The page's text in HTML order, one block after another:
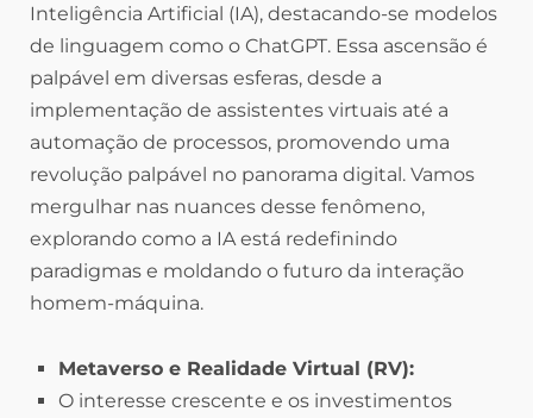
Inteligência Artificial (IA), destacando-se modelos
de linguagem como o ChatGPT. Essa ascensão é
palpável em diversas esferas, desde a
implementação de assistentes virtuais até a
automação de processos, promovendo uma
revolução palpável no panorama digital. Vamos
mergulhar nas nuances desse fenômeno,
explorando como a IA está redefinindo
paradigmas e moldando o futuro da interação
homem-máquina.
Metaverso e Realidade Virtual (RV):
O interesse crescente e os investimentos